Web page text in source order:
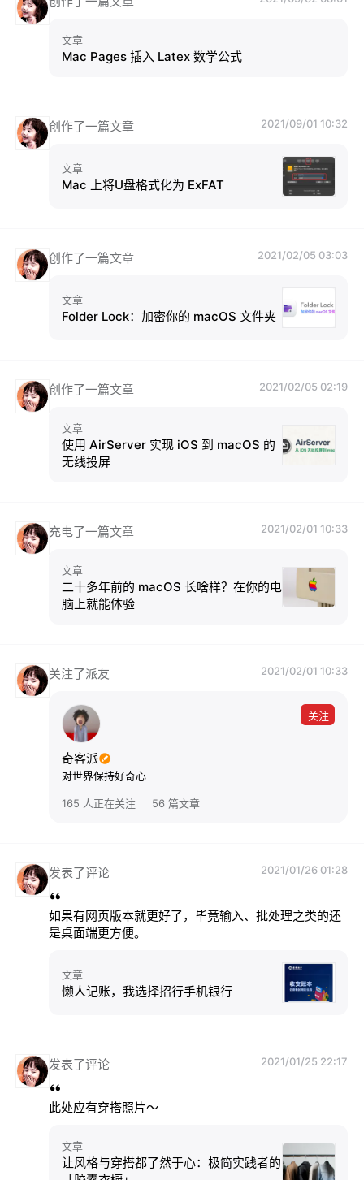
文章
Mac Pages 插入 Latex 数学公式
创作了一篇文章 2021/09/01 10:32
文章
Mac 上将U盘格式化为 ExFAT
创作了一篇文章 2021/02/05 03:03
文章
Folder Lock：加密你的 macOS 文件夹
创作了一篇文章 2021/02/05 02:19
文章
使用 AirServer 实现 iOS 到 macOS 的
无线投屏
充电了一篇文章 2021/02/01 10:33
文章
二十多年前的 macOS 长啥样？在你的电
脑上就能体验
关注了派友 2021/02/01 10:33
关注
奇客派
对世界保持好奇心
165 人正在关注 56 篇文章
发表了评论 2021/01/26 01:28
如果有网页版本就更好了，毕竟输入、批处理之类的还
是桌面端更方便。
文章
懒人记账，我选择招行手机银行
发表了评论 2021/01/25 22:17
此处应有穿搭照片～
文章
让风格与穿搭都了然于心：极简实践者的